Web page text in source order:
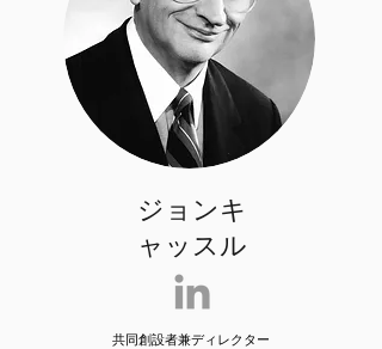
ジョンキ
ャッスル
共同創設者兼ディレクター